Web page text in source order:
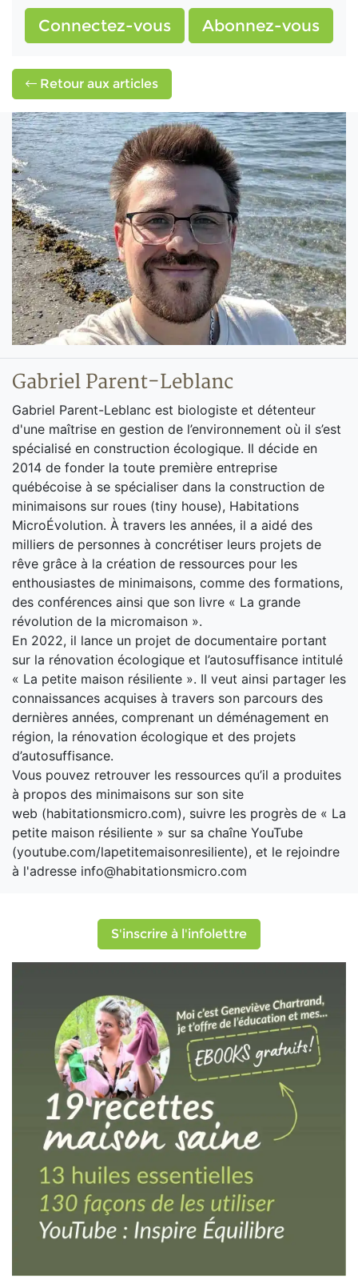
Connectez-vous Abonnez-vous
Retour aux articles
Gabriel Parent-Leblanc
Gabriel Parent-Leblanc est biologiste et détenteur
d'une maîtrise en gestion de l’environnement où il s’est
spécialisé en construction écologique. Il décide en
2014 de fonder la toute première entreprise
québécoise à se spécialiser dans la construction de
minimaisons sur roues (tiny house), Habitations
MicroÉvolution. À travers les années, il a aidé des
milliers de personnes à concrétiser leurs projets de
rêve grâce à la création de ressources pour les
enthousiastes de minimaisons, comme des formations,
des conférences ainsi que son livre « La grande
révolution de la micromaison ».
En 2022, il lance un projet de documentaire portant
sur la rénovation écologique et l’autosuffisance intitulé
« La petite maison résiliente ». Il veut ainsi partager les
connaissances acquises à travers son parcours des
dernières années, comprenant un déménagement en
région, la rénovation écologique et des projets
d’autosuffisance.
Vous pouvez retrouver les ressources qu’il a produites
à propos des minimaisons sur son site
web (habitationsmicro.com), suivre les progrès de « La
petite maison résiliente » sur sa chaîne YouTube
(youtube.com/lapetitemaisonresiliente), et le rejoindre
à l'adresse info@habitationsmicro.com
S'inscrire à l'infolettre